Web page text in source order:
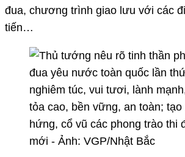
đua, chương trình giao lưu với các
tiến…